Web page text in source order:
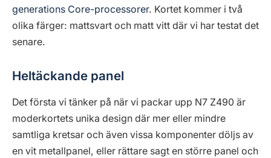
generations Core-processorer. Kortet kommer i två
olika färger: mattsvart och matt vitt där vi har testat det
senare.
Heltäckande panel
Det första vi tänker på när vi packar upp N7 Z490 är
moderkortets unika design där mer eller mindre
samtliga kretsar och även vissa komponenter döljs av
en vit metallpanel, eller rättare sagt en större panel och